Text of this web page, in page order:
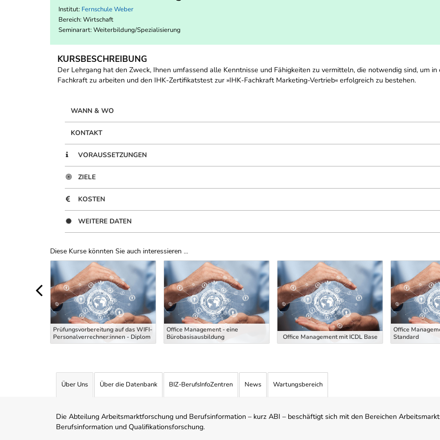
Institut: Fernschule Weber
Bereich: Wirtschaft
Seminarart: Weiterbildung/Spezialisierung
KURSBESCHREIBUNG
Der Lehrgang hat den Zweck, Ihnen umfassend alle Kenntnisse und Fähigkeiten zu vermitteln, die notwendig sind, um
Fachkraft zu arbeiten und den IHK-Zertifikatstest zur »IHK-Fachkraft Marketing-Vertrieb« erfolgreich zu bestehen.
WANN & WO
KONTAKT
VORAUSSETZUNGEN
ZIELE
KOSTEN
WEITERE DATEN
Diese Kurse könnten Sie auch interessieren ...
Uber Weiterbildungsvorschläge
Prüfungsvorbereitung auf das WIFI-
Personalverrechner:innen - Diplom
Office Management - eine
Bürobasisausbildung
Office Management mit ICDL Base
Office
Standard
Über Uns Über die Datenbank BIZ-BerufsInfoZentren News Wartungsbereich
Die Abteilung Arbeitsmarktforschung und Berufsinformation – kurz ABI – beschäftigt sich mit den Bereichen
Berufsinformation und Qualifikationsforschung.